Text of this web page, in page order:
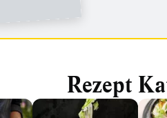
Rezept